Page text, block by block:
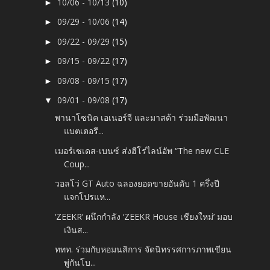
►
►09/29 - 10/06(14)
►09/22 - 09/29(15)
►09/15 - 09/22(17)
►09/08 - 09/15(17)
▼09/01 - 09/08(17)
พานาโซนิค เอเนอร์จี และมาสด้า ร่วมมือพัฒนา
แบตเตอรี...
เมอร์เซเดส-เบนซ์ ส่งฮีโร่ไลน์อัพ “The new CLE
Coup...
วอลโว่ GT Auto ฉลองยอดขายอันดับ 1 ครึ่งปี
แจกโปรแห...
‘ZEEKR’ ผนึกกำลัง ‘ZEEKR House เชียงใหม่’ มอบ
เงินส...
ททท. ร่วมกับหอมนสิการ จัดนิทรรศการภาพเขียน
พู่กันโบ...